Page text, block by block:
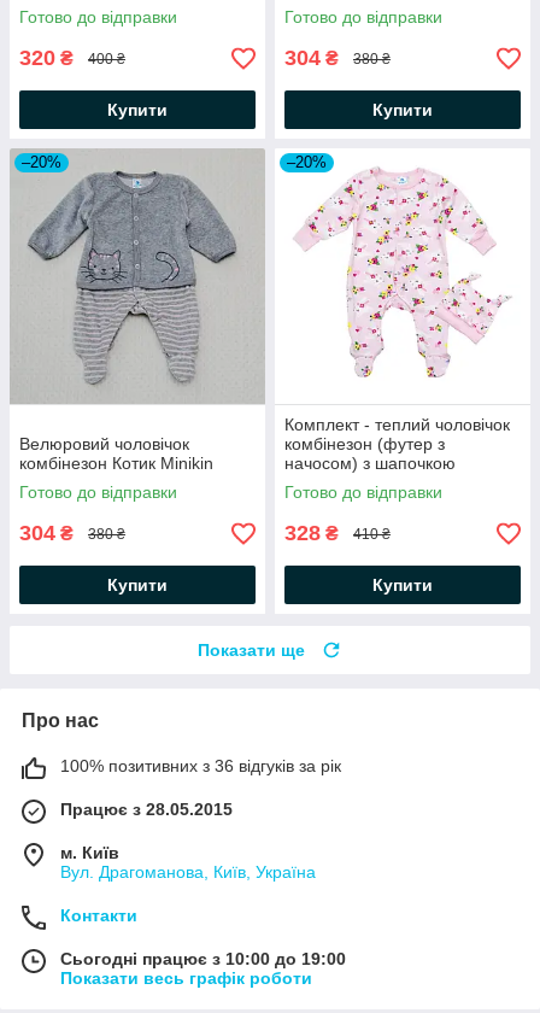
Готово до відправки
320 ₴ 400 ₴
Купити
Готово до відправки
304 ₴ 380 ₴
Купити
–20%
Велюровий чоловічок
комбінезон Котик Minikin
Готово до відправки
304 ₴ 380 ₴
Купити
–20%
Комплект - теплий чоловічок
комбінезон (футер з
начосом) з шапочкою
Зайченята Minikin
Готово до відправки
328 ₴ 410 ₴
Купити
Показати ще
Про нас
100% позитивних з 36 відгуків за рік
Працює з 28.05.2015
м. Київ
Вул. Драгоманова, Київ, Україна
Контакти
Сьогодні працює з 10:00 до 19:00
Показати весь графік роботи